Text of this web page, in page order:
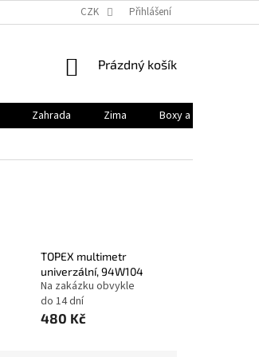
PODMÍNKY OCHRANY OSOBNÍCH ÚDAJŮ
CZK Přihlášení
NÁKUPNÍ
Prázdný košík
Zahrada Zima Boxy a brašny
TOPEX multimetr
univerzální, 94W104
Na zakázku obvykle
do 14 dní
480 Kč